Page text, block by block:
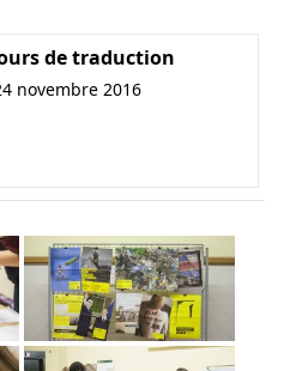
de traduction
novembre 2016